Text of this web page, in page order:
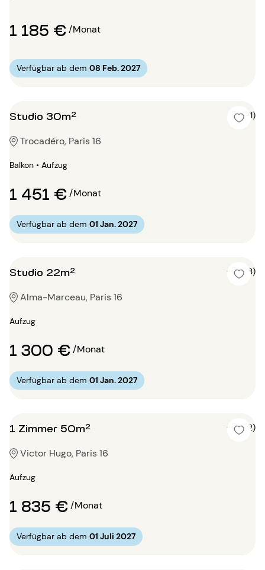
1 185 €/Monat
Verfügbar ab dem 08 Feb. 2027
Studio 30m² 4 (1)
Trocadéro, Paris 16
Balkon • Aufzug
1 451 €/Monat
Verfügbar ab dem 01 Jan. 2027
Studio 22m² 5 (3)
Alma-Marceau, Paris 16
Aufzug
1 300 €/Monat
Verfügbar ab dem 01 Jan. 2027
1 Zimmer 50m² 5 (2)
Victor Hugo, Paris 16
Aufzug
1 835 €/Monat
Verfügbar ab dem 01 Juli 2027